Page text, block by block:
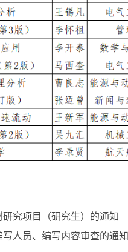
研究项目（研究生）的通知
人员、编写内容审查的通知